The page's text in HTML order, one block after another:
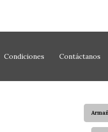
Condiciones Contáctanos